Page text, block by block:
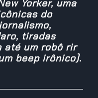
Yorker, uma
do
tiradas
até um robô rir
beep irônico).